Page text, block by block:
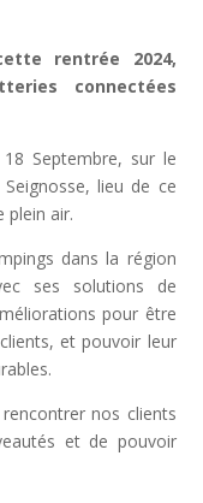
rentrée 2024,
connectées
Septembre, sur le
lieu de ce
plein air.
dans la région
ses solutions de
pour être
et pouvoir leur
rencontrer nos clients
et de pouvoir